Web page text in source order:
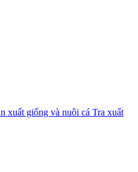
xuất giống và nuôi cá Tra xuất